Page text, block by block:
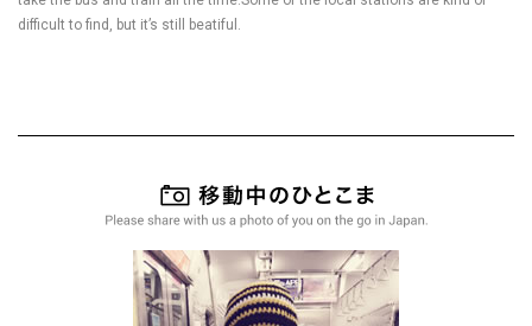
difficult to find, but it’s still beatiful.